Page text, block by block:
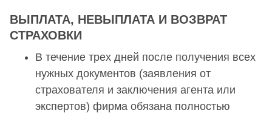
ВЫПЛАТА, НЕВЫПЛАТА И ВОЗВРАТ
СТРАХОВКИ
В течение трех дней после получения всех
нужных документов (заявления от
страхователя и заключения агента или
экспертов) фирма обязана полностью